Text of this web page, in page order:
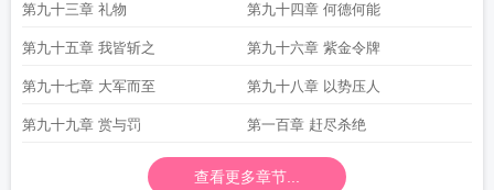
第九十三章 礼物 第九十四章 何德何能
第九十五章 我皆斩之 第九十六章 紫金令牌
第九十七章 大军而至 第九十八章 以势压人
第九十九章 赏与罚 第一百章 赶尽杀绝
查看更多章节...